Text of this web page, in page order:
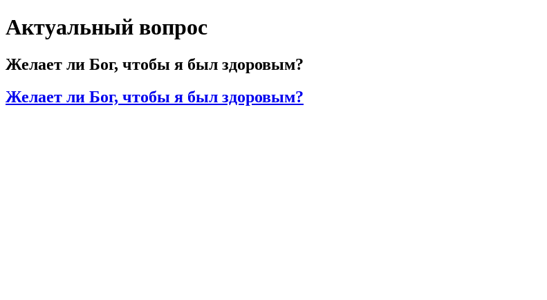
Актуальный вопрос
Желает ли Бог, чтобы я был здоровым?
Желает ли Бог, чтобы я был здоровым?